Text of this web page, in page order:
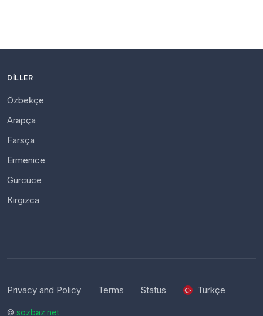
DILLER
Özbekçe
Arapça
Farsça
Ermenice
Gürcüce
Kırgızca
Privacy and Policy Terms Status Türkçe
© sozbaz.net